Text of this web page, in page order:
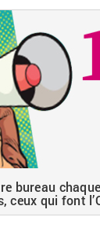
bureau
ceux qui font